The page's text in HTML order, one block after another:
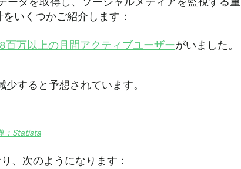
いくつかご紹介します：
百万以上の月間アクティブユーザーがいました。
すると予想されています。
：Statista
、次のようになります：